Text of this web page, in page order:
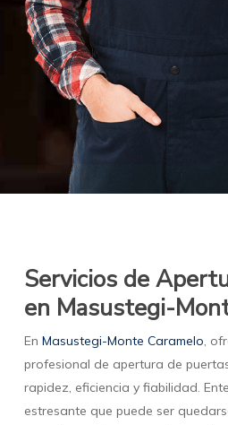
Servicios de
en Masustegi-
En Masustegi-Monte Caramelo,
profesional de apertura de
rapidez, eficiencia y fiabilidad.
estresante que puede ser